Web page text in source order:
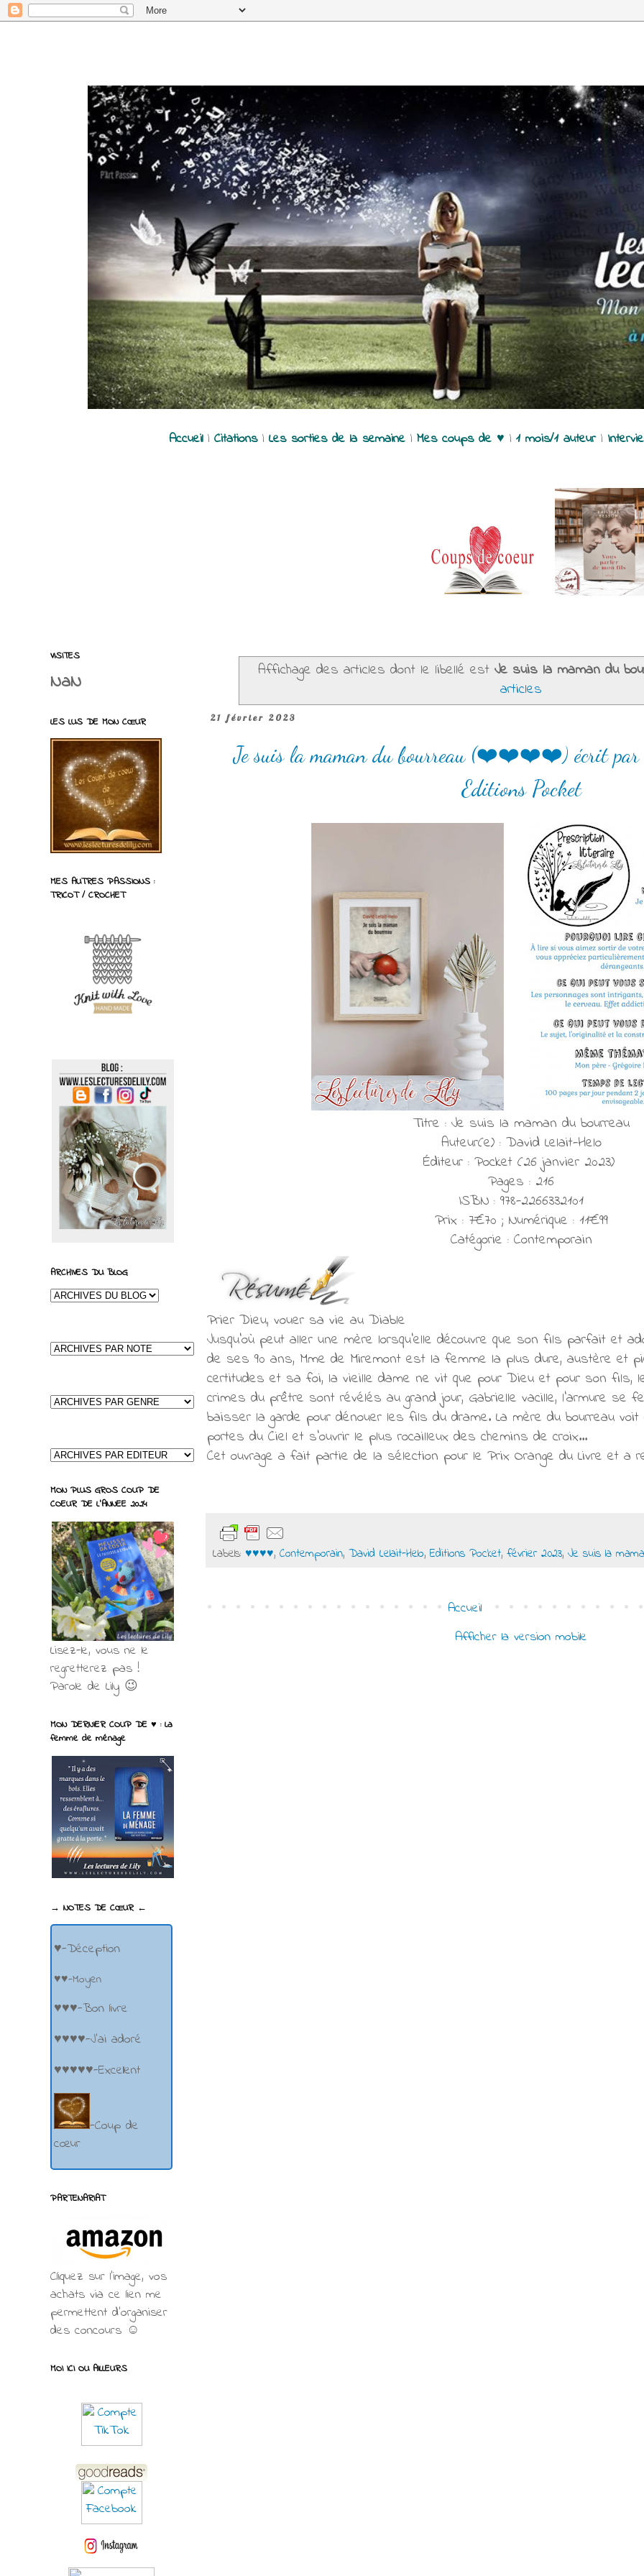
Accueil| Citations| Les sorties de la semaine| Mes coups de ♥ | 1 mois/1 auteur|
Affichage des articles dont le libellé estJe suis la maman du
articles
21 février 2023
Je suis la maman du bourreau (❤️❤️❤️❤️) écrit
Editions Pocket
Titre : Je suis la maman du bourreau
Auteur(e) : David Lelait-Helo
Éditeur : Pocket (26 janvier 2023)
Pages : 216
ISBN : 978-2266332101
Prix : 7€70 ; Numérique : 11€99
Catégorie : Contemporain
Prier Dieu, vouer sa vie au Diable
Jusqu'où peut aller une mère lorsqu'elle découvre que son fils parfait et
de ses 90 ans, Mme de Miremont est la femme la plus dure, austère et
certitudes et sa foi, la vieille dame ne vit que pour Dieu et pour son fils,
crimes du prêtre sont révélés au grand jour, Gabrielle vacille, l'armure se
baisser la garde pour dénouer les fils du drame. La mère du bourreau
portes du Ciel et s'ouvrir le plus rocailleux des chemins de croix...
Cet ouvrage a fait partie de la sélection pour le Prix Orange du Livre et a
Labels: ♥♥♥♥, Contemporain, David Lelait-Helo, Editions Pocket, février 2023, Je suis la
Accueil
Afficher la version mobile
VISITES
NaN
LES LUS DE MON CŒUR
MES AUTRES PASSIONS :
TRICOT / CROCHET
ARCHIVES DU BLOG
MON PLUS GROS COUP DE
COEUR DE L'ANNEE 2024
Lisez-le, vous ne le
regretterez pas !
Parole de Lily 😉
MON DERNIER COUP DE ♥ : La
femme de ménage
→ NOTES DE CŒUR ←
♥-Déception
♥♥-Moyen
♥♥♥-Bon livre
♥♥♥♥-J'ai adoré
♥♥♥♥♥-Excellent
-Coup de
cœur
PARTENARIAT
Cliquez sur l'image, vos
achats via ce lien me
permettent d’organiser
des concours ☺
MOI ICI OU AILLEURS